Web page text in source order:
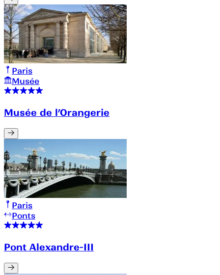
Paris
Musée
Musée de l’Orangerie
Paris
Ponts
Pont Alexandre-III